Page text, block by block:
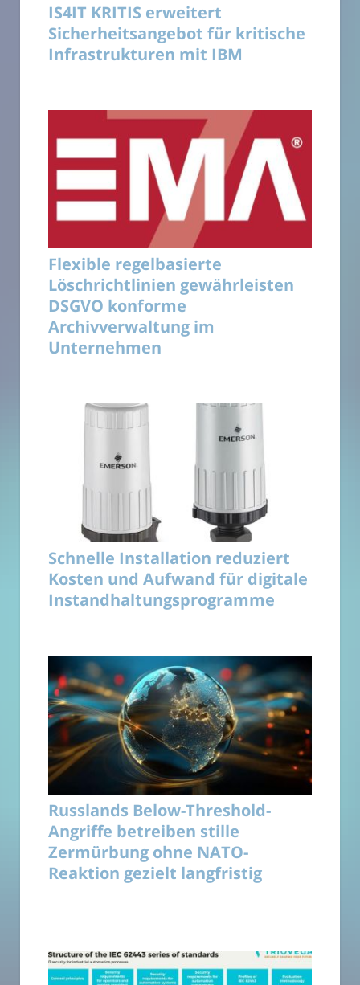
IS4IT KRITIS erweitert
Sicherheitsangebot für kritische
Infrastrukturen mit IBM
Flexible regelbasierte
Löschrichtlinien gewährleisten
DSGVO konforme
Archivverwaltung im
Unternehmen
Schnelle Installation reduziert
Kosten und Aufwand für digitale
Instandhaltungsprogramme
Russlands Below-Threshold-
Angriffe betreiben stille
Zermürbung ohne NATO-
Reaktion gezielt langfristig